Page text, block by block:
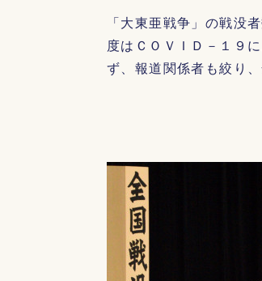
「大東亜戦争」の戦没
度はＣＯＶＩＤ－１９
ず、報道関係者も絞り